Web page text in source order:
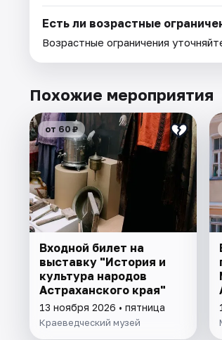
Есть ли возрастные
Возрастные ограничения
Похожие мероприятия
от 60 ₽
Входной билет на
выставку "История и
культура народов
Астраханского края"
13 ноября 2026 • пятница
Краеведческий музей